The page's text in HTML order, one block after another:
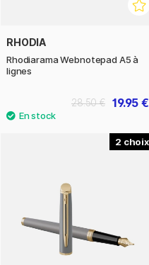
RHODIA
Rhodiarama Webnotepad A5 à
lignes
19.95 €
28.50 €
2